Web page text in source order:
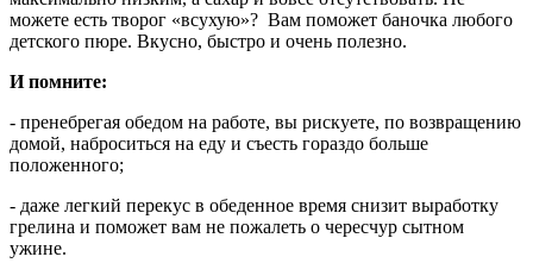
можете есть творог «всухую»? Вам поможет баночка любого
детского пюре. Вкусно, быстро и очень полезно.
И помните:
- пренебрегая обедом на работе, вы рискуете, по возвращению
домой, наброситься на еду и съесть гораздо больше
положенного;
- даже легкий перекус в обеденное время снизит выработку
грелина и поможет вам не пожалеть о чересчур сытном
ужине.